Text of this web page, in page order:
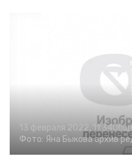
13 февраля 2022, 11:34
Фото: Яна Быковаархив